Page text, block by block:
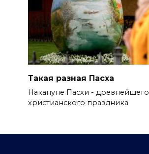
Такая разная Пасха
Накануне Пасхи - древнейшего
христианского праздника